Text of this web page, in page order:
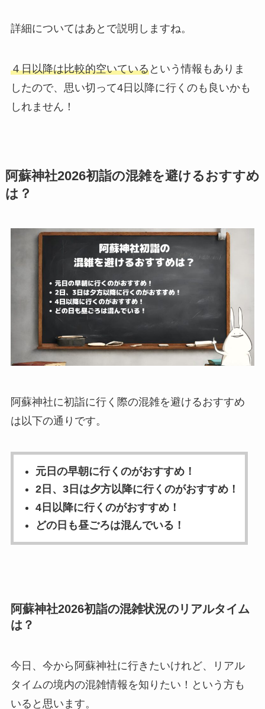
詳細についてはあとで説明しますね。
４日以降は比較的空いているという情報もありま
したので、思い切って4日以降に行くのも良いかも
しれません！
阿蘇神社2026初詣の混雑を避けるおすすめ
は？
阿蘇神社に初詣に行く際の混雑を避けるおすすめ
は以下の通りです。
元日の早朝に行くのがおすすめ！
2日、3日は夕方以降に行くのがおすすめ！
4日以降に行くのがおすすめ！
どの日も昼ごろは混んでいる！
阿蘇神社2026初詣の混雑状況のリアルタイム
は？
今日、今から阿蘇神社に行きたいけれど、リアル
タイムの境内の混雑情報を知りたい！という方も
いると思います。